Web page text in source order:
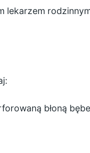
lekarzem
błoną